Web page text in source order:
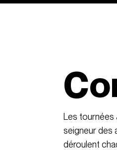
Les tournées
seigneur des
déroulent